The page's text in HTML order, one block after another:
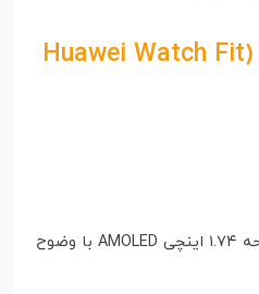
هواوی واچ فیت 2 (Huawei Watch Fit
طراحی سبک و مستطیلی: صفحه ۱.۷۴ اینچی AMOLED با وضوح